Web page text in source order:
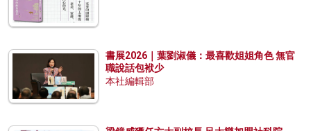
書展2026｜葉劉淑儀：最喜歡姐姐角色 無官
職說話包袱少
本社編輯部